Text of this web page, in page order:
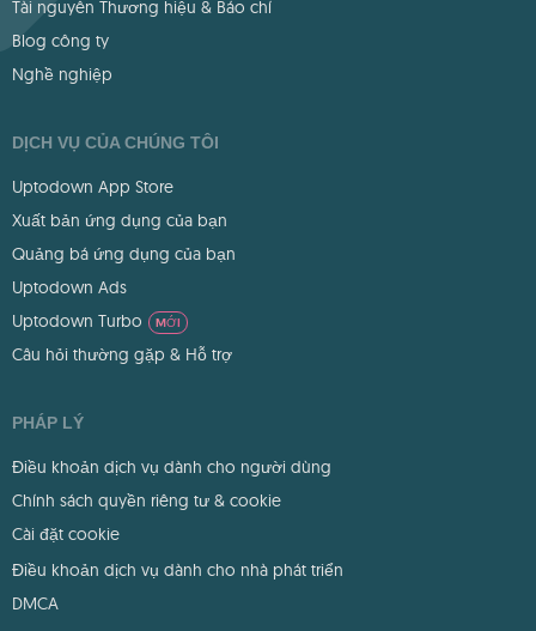
Tài nguyên Thương hiệu & Báo chí
Blog công ty
Nghề nghiệp
DỊCH VỤ CỦA CHÚNG TÔI
Uptodown App Store
Xuất bản ứng dụng của bạn
Quảng bá ứng dụng của bạn
Uptodown Ads
Uptodown Turbo
MỚI
Câu hỏi thường gặp & Hỗ trợ
PHÁP LÝ
Điều khoản dịch vụ dành cho người dùng
Chính sách quyền riêng tư & cookie
Cài đặt cookie
Điều khoản dịch vụ dành cho nhà phát triển
DMCA